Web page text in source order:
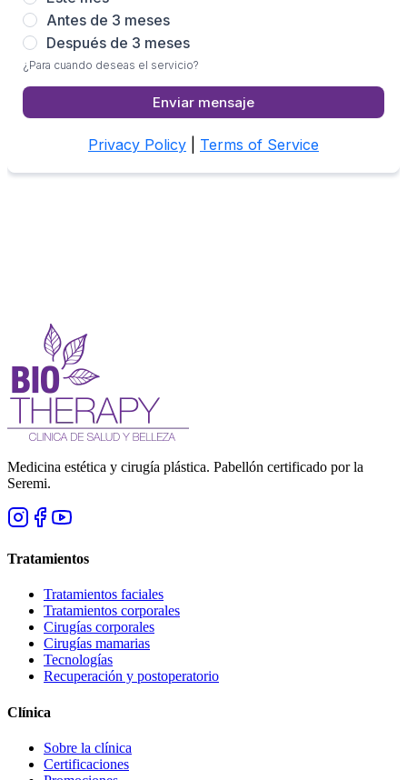
Medicina estética y cirugía plástica. Pabellón certificado por la
Seremi.
Tratamientos
Tratamientos faciales
Tratamientos corporales
Cirugías corporales
Cirugías mamarias
Tecnologías
Recuperación y postoperatorio
Clínica
Sobre la clínica
Certificaciones